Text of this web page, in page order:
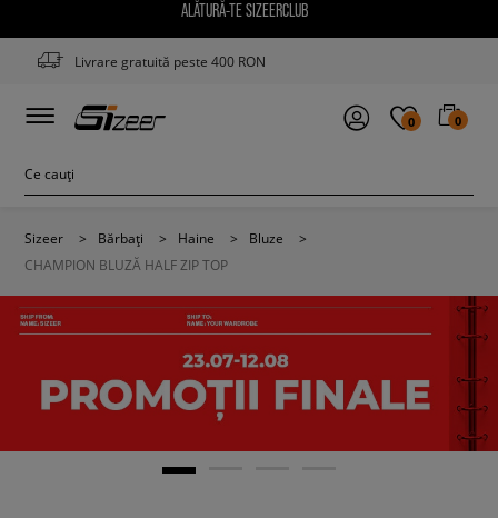
ALĂTURĂ-TE SIZEERCLUB
Livrare gratuită peste 400 RON
0 0
Sizeer > Bărbați > Haine > Bluze
>
CHAMPION BLUZĂ HALF ZIP TOP